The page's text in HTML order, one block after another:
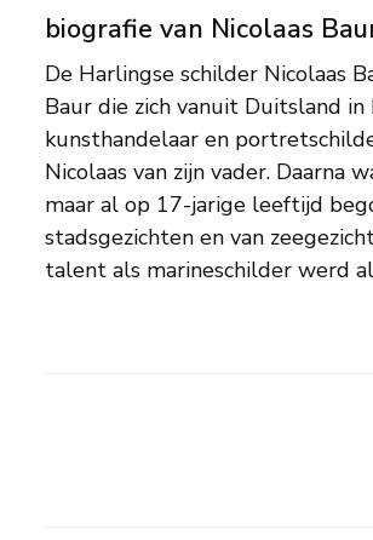
biografie van Nicolaas
De Harlingse schilder Nicolaas
Baur die zich vanuit Duitsland
kunsthandelaar en
Nicolaas van zijn vader. Daarna
maar al op 17-jarige leeftijd
stadsgezichten en van
talent als marineschilder werd
uiteindelijk bekroond toen
tentoonstelling van Levende
de nationale collectie. Vaak
topografisch herkenbare
vrouwen op de Stadsgracht van
Queen Charlotte in de haven